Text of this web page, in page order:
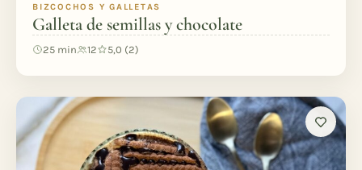
BIZCOCHOS Y GALLETAS
Galleta de semillas y chocolate
25 min 12 5,0 (2)